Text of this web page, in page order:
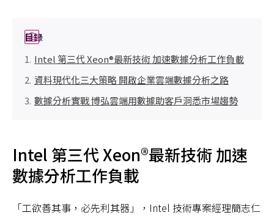
目錄
Intel 第三代 Xeon®最新技術 加速數據分析工作負載
資料現代化三大策略 開啟企業雲端數據分析之路
數據分析實戰 博弘雲端用數據助客戶洞悉市場趨勢
Intel 第三代 Xeon®最新技術 加速
數據分析工作負載
「工欲善其事，必先利其器」，Intel 技術專案經理簡志仁